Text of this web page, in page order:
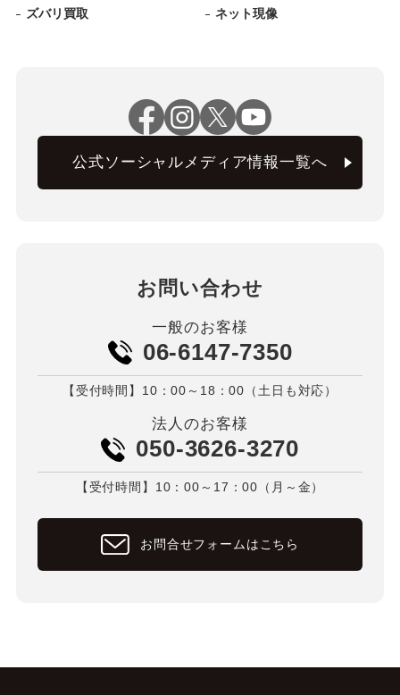
ズバリ買取 ネット現像
公式ソーシャルメディア情報一覧へ
お問い合わせ
一般のお客様
06-6147-7350
【受付時間】10：00～18：00（土日も対応）
法人のお客様
050-3626-3270
【受付時間】10：00～17：00（月～金）
お問合せフォームはこちら